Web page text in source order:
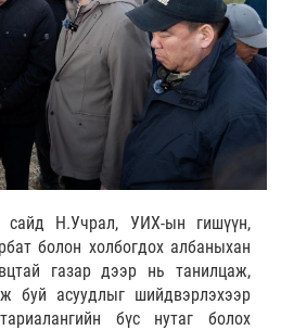
сайд Н.Учрал, УИХ-ын гишүүн,
болон холбогдох албаныхан
газар дээр нь танилцаж,
буй асуудлыг шийдвэрлэхээр
бүс нутаг болох